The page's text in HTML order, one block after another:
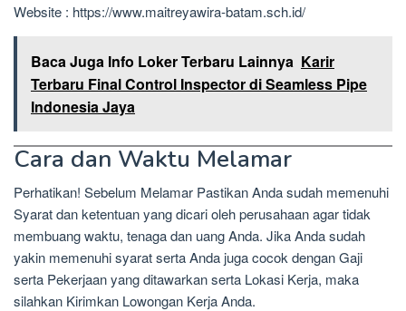
Website : https://www.maitreyawira-batam.sch.id/
Baca Juga Info Loker Terbaru Lainnya Karir
Terbaru Final Control Inspector di Seamless Pipe
Indonesia Jaya
Cara dan Waktu Melamar
Perhatikan! Sebelum Melamar Pastikan Anda sudah memenuhi
Syarat dan ketentuan yang dicari oleh perusahaan agar tidak
membuang waktu, tenaga dan uang Anda. Jika Anda sudah
yakin memenuhi syarat serta Anda juga cocok dengan Gaji
serta Pekerjaan yang ditawarkan serta Lokasi Kerja, maka
silahkan Kirimkan Lowongan Kerja Anda.